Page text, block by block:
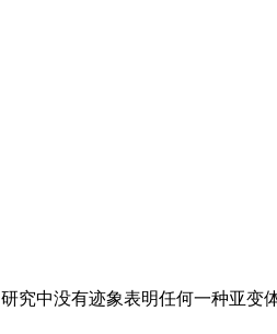
究中没有迹象表明任何一种亚